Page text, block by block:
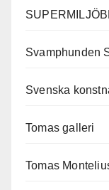
Svamphunden
Svenska
Tomas galleri
Tomas